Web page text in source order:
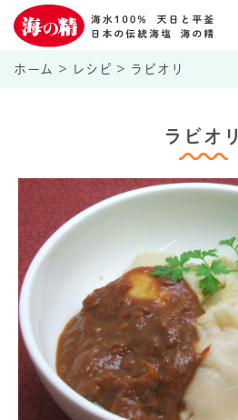
ホーム > レシピ > ラビオリ
ラビオリ